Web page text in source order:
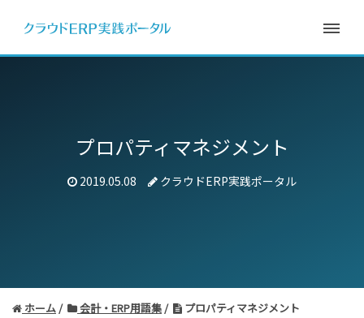
プロパティマネジメント
2019.05.08 クラウドERP実践ポータル
ホーム 会計・ERP用語集 プロパティマネジメント